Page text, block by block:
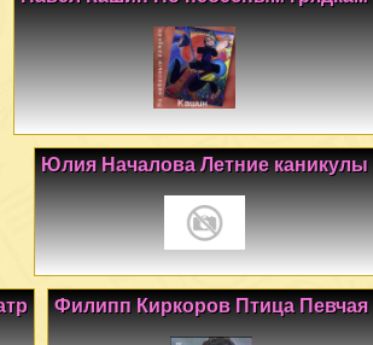
Юлия Началова Летние каникулы
Филипп Киркоров Птица Певчая